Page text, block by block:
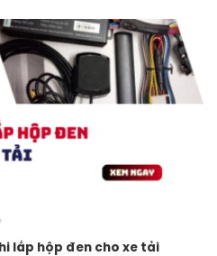
lắp hộp đen cho xe tải